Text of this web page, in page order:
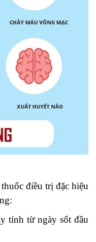
điều trị đặc hiệu
tính từ ngày sốt đầu